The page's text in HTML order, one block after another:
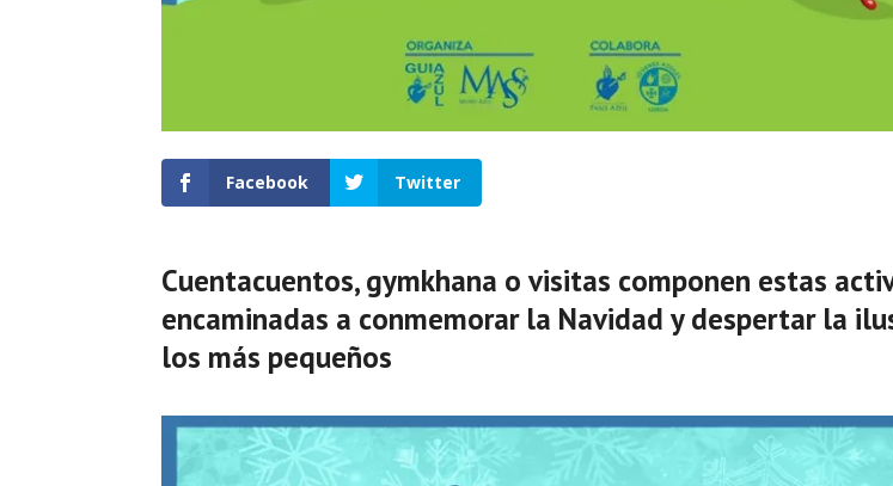
Facebook Twitter
Cuentacuentos, gymkhana o visitas componen estas
encaminadas a conmemorar la Navidad y despertar la
los más pequeños